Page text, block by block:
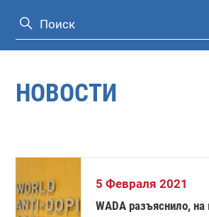
НОВОСТИ
5 Февраля 2021
WADA разъяснило,